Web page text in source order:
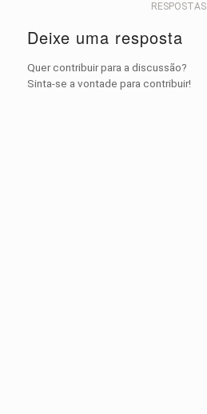
RESPOSTAS
Deixe uma resposta
Quer contribuir para a discussão?
Sinta-se a vontade para contribuir!